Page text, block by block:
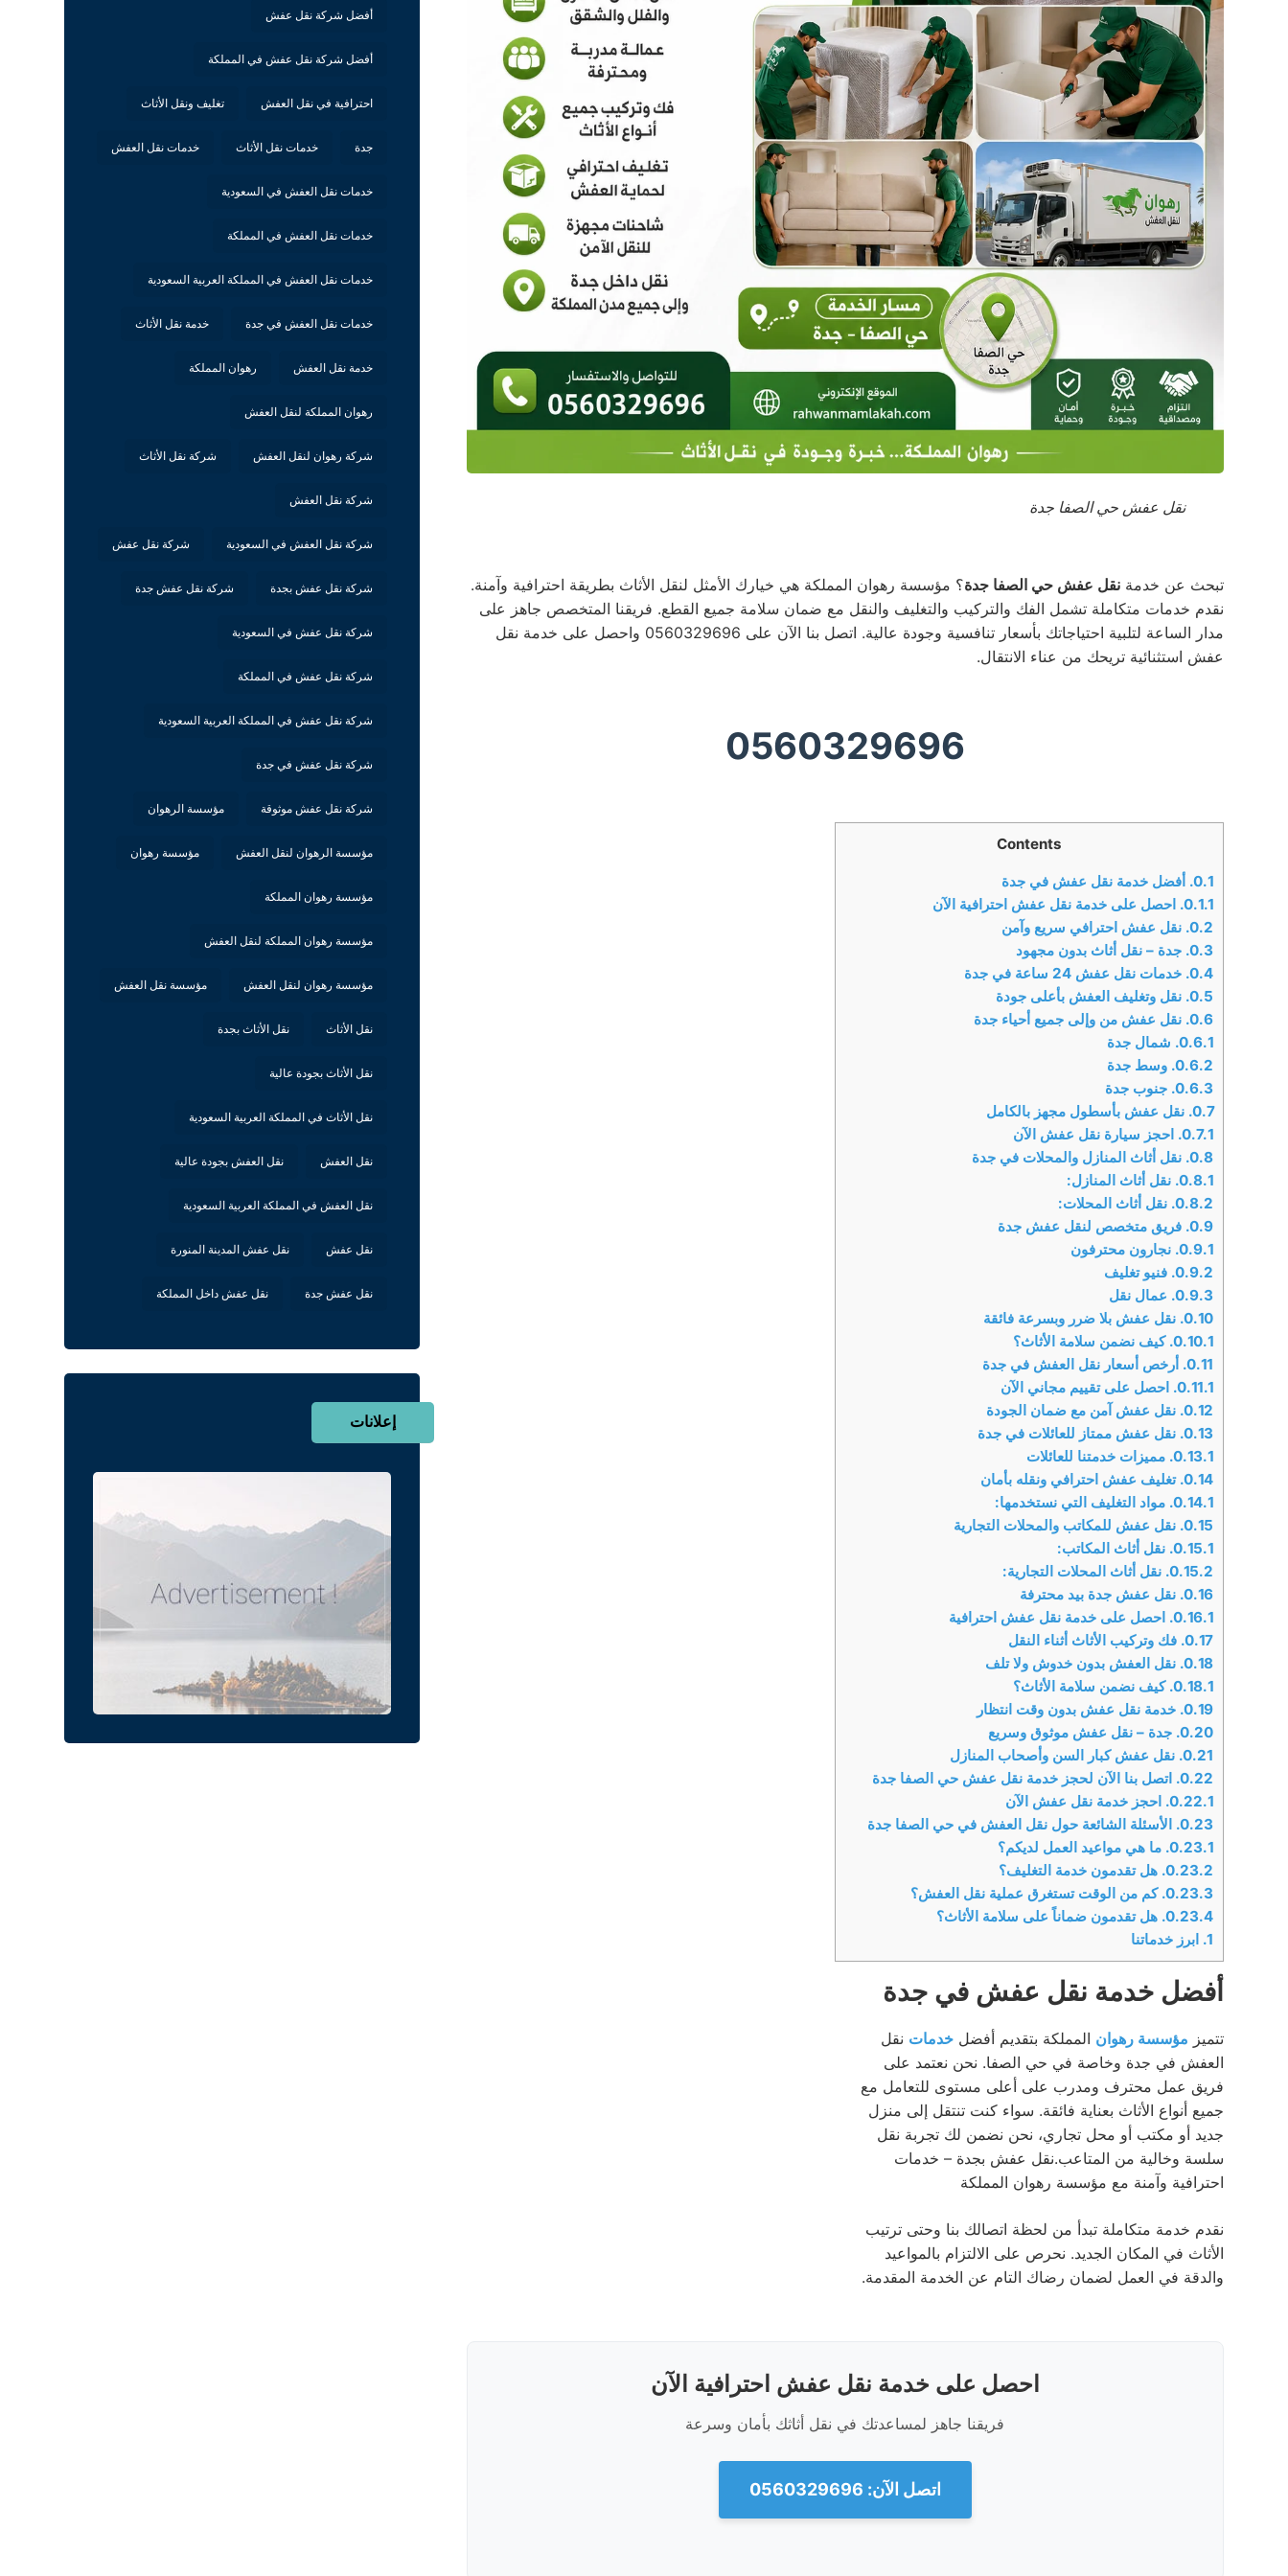
نقل عفش حي الصفا جدة
تبحث عن خدمةنقل عفش حي الصفا جدة؟ مؤسسة رهوان المملكة هي خيارك الأمثل لنقل الأثاث بطريقة احترافية وآمنة.
نقدم خدمات متكاملة تشمل الفك والتركيب والتغليف والنقل مع ضمان سلامة جميع القطع. فريقنا المتخصص جاهز على
مدار الساعة لتلبية احتياجاتك بأسعار تنافسية وجودة عالية. اتصل بنا الآن على 0560329696 واحصل على خدمة نقل
عفش استثنائية تريحك من عناء الانتقال.
0560329696
Contents
0.1. أفضل خدمة نقل عفش في جدة
0.1.1.
احصل على خدمة نقل عفش احترافية الآن
0.2. نقل عفش احترافي سريع وآمن
0.3. جدة – نقل أثاث بدون مجهود
0.4. خدمات نقل عفش 24 ساعة في جدة
0.5. نقل وتغليف العفش بأعلى جودة
0.6. نقل عفش من وإلى جميع أحياء جدة
0.6.1. شمال جدة
0.6.2. وسط جدة
0.6.3. جنوب جدة
0.7. نقل عفش بأسطول مجهز بالكامل
0.7.1.
احجز سيارة نقل عفش الآن
0.8. نقل أثاث المنازل والمحلات في جدة
0.8.1. نقل أثاث المنازل:
0.8.2. نقل أثاث المحلات:
0.9. فريق متخصص لنقل عفش جدة
0.9.1. نجارون محترفون
0.9.2. فنيو تغليف
0.9.3. عمال نقل
0.10. نقل عفش بلا ضرر وبسرعة فائقة
0.10.1. كيف نضمن سلامة الأثاث؟
0.11. أرخص أسعار نقل العفش في جدة
0.11.1.
احصل على تقييم مجاني الآن
0.12. نقل عفش آمن مع ضمان الجودة
0.13. نقل عفش ممتاز للعائلات في جدة
0.13.1. مميزات خدمتنا للعائلات
0.14. تغليف عفش احترافي ونقله بأمان
0.14.1. مواد التغليف التي نستخدمها:
0.15. نقل عفش للمكاتب والمحلات التجارية
0.15.1. نقل أثاث المكاتب:
0.15.2. نقل أثاث المحلات التجارية:
0.16. نقل عفش جدة بيد محترفة
0.16.1.
احصل على خدمة نقل عفش احترافية
0.17. فك وتركيب الأثاث أثناء النقل
0.18. نقل العفش بدون خدوش ولا تلف
0.18.1. كيف نضمن سلامة الأثاث؟
0.19. خدمة نقل عفش بدون وقت انتظار
0.20. جدة – نقل عفش موثوق وسريع
0.21. نقل عفش كبار السن وأصحاب المنازل
0.22. اتصل بنا الآن لحجز خدمة نقل عفش حي الصفا جدة
0.22.1.
احجز خدمة نقل عفش الآن
0.23.
الأسئلة الشائعة حول نقل العفش في حي الصفا جدة
0.23.1. ما هي مواعيد العمل لديكم؟
0.23.2. هل تقدمون خدمة التغليف؟
0.23.3. كم من الوقت تستغرق عملية نقل العفش؟
0.23.4. هل تقدمون ضماناً على سلامة الأثاث؟
1.
ابرز خدماتنا
أفضل خدمة نقل عفش في جدة
تتميز مؤسسة رهوان المملكة بتقديم أفضلخدمات نقل
العفش في جدة وخاصة في حي الصفا. نحن نعتمد على
فريق عمل محترف ومدرب على أعلى مستوى للتعامل مع
جميع أنواع الأثاث بعناية فائقة. سواء كنت تنتقل إلى منزل
جديد أو مكتب أو محل تجاري، نحن نضمن لك تجربة نقل
سلسة وخالية من المتاعب.نقل عفش بجدة – خدمات
احترافية وآمنة مع مؤسسة رهوان المملكة
نقدم خدمة متكاملة تبدأ من لحظة اتصالك بنا وحتى ترتيب
الأثاث في المكان الجديد. نحرص على الالتزام بالمواعيد
والدقة في العمل لضمان رضاك التام عن الخدمة المقدمة.
احصل على خدمة نقل عفش احترافية الآن
فريقنا جاهز لمساعدتك في نقل أثاثك بأمان وسرعة
اتصل الآن: 0560329696
أفضل شركة نقل عفش
أفضل شركة نقل عفش في المملكة
احترافية في نقل العفش تغليف ونقل الأثاث
جدة خدمات نقل الأثاث خدمات نقل العفش
خدمات نقل العفش في السعودية
خدمات نقل العفش في المملكة
خدمات نقل العفش في المملكة العربية السعودية
خدمات نقل العفش في جدة خدمة نقل الأثاث
خدمة نقل العفش رهوان المملكة
رهوان المملكة لنقل العفش
شركة رهوان لنقل العفش شركة نقل الأثاث
شركة نقل العفش
شركة نقل العفش في السعودية شركة نقل عفش
شركة نقل عفش بجدة شركة نقل عفش جدة
شركة نقل عفش في السعودية
شركة نقل عفش في المملكة
شركة نقل عفش في المملكة العربية السعودية
شركة نقل عفش في جدة
شركة نقل عفش موثوقة مؤسسة الرهوان
مؤسسة الرهوان لنقل العفش مؤسسة رهوان
مؤسسة رهوان المملكة
مؤسسة رهوان المملكة لنقل العفش
مؤسسة رهوان لنقل العفش مؤسسة نقل العفش
نقل الأثاث نقل الأثاث بجدة
نقل الأثاث بجودة عالية
نقل الأثاث في المملكة العربية السعودية
نقل العفش نقل العفش بجودة عالية
نقل العفش في المملكة العربية السعودية
نقل عفش نقل عفش المدينة المنورة
نقل عفش جدة نقل عفش داخل المملكة
إعلانات